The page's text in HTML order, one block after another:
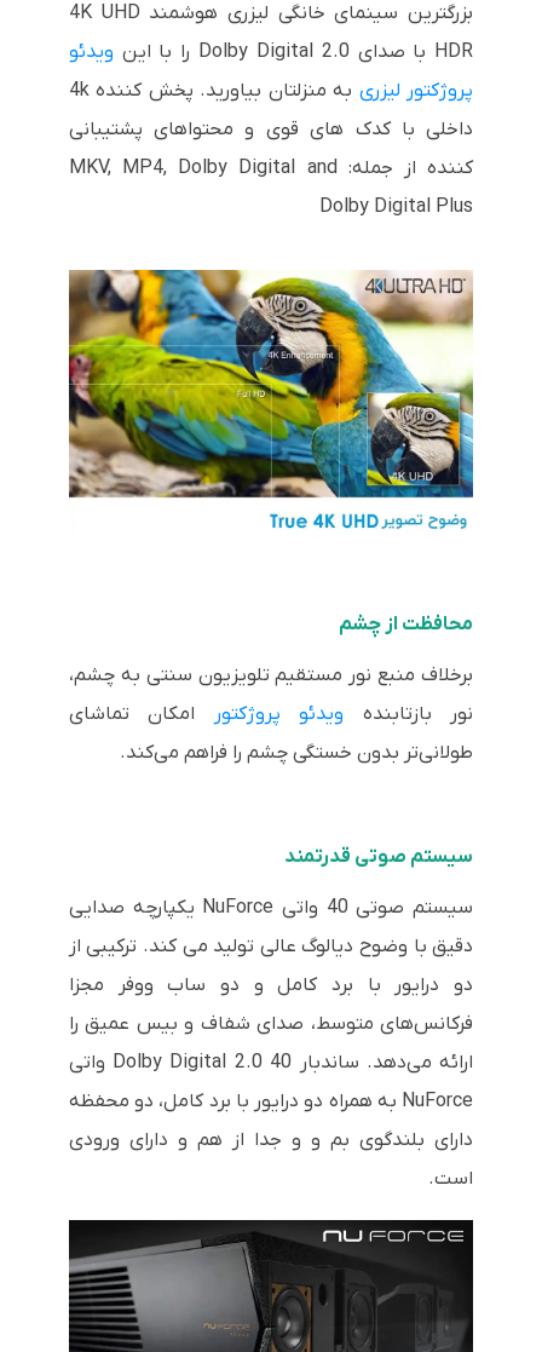
بزرگترین سینمای خانگی لیزری هوشمند 4K UHD
HDR با صدای Dolby Digital 2.0 را با این
ویدئو
پروژکتور لیزری
به منزلتان بیاورید. پخش کننده 4k
داخلی با کدک های قوی و محتواهای پشتیبانی
کننده از جمله: MKV, MP4, Dolby Digital and
Dolby Digital Plus
محافظت از چشم
برخلاف منبع نور مستقیم تلویزیون سنتی به چشم،
نور بازتابنده ویدئو پروژکتور
امکان تماشای
طولانی‌تر بدون خستگی چشم را فراهم می‌کند.
سیستم صوتی قدرتمند
سیستم صوتی 40 واتی NuForce یکپارچه صدایی
دقیق با وضوح دیالوگ عالی تولید می کند. ترکیبی از
دو درایور با برد کامل و دو ساب ووفر مجزا
فرکانس‌های متوسط، صدای شفاف و بیس عمیق را
ارائه می‌دهد. ساندبار Dolby Digital 2.0 40 واتی
NuForce به همراه دو درایور با برد کامل، دو محفظه
دارای بلندگوی بم و و جدا از هم و دارای ورودی
است.